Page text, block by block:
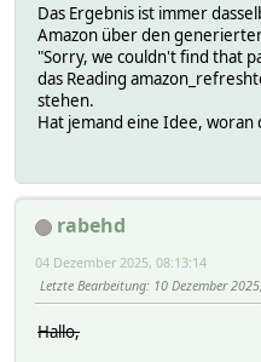
Das Ergebnis ist immer
Amazon über den
"Sorry, we couldn't find that
das Reading
stehen.
Hat jemand eine Idee, woran
rabehd
04 Dezember 2025, 08:13:14
Letzte Bearbeitung: 10 Dezember
Hallo,